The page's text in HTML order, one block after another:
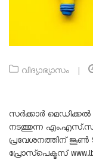
വിദ്യാഭ്യാസം
സർക്കാർ
നടത്തുന്ന
പ്രവേശനത്തിന് ജൂൺ
പ്രോസ്‌പെക്ടസ്